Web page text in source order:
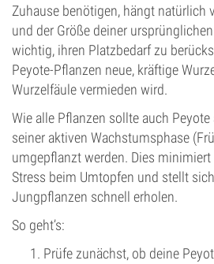
Zuhause benötigen, hängt natürlich
und der Größe deiner
wichtig, ihren Platzbedarf zu
Peyote-Pflanzen neue, kräftige
Wurzelfäule vermieden wird.
Wie alle Pflanzen sollte auch
seiner aktiven Wachstumsphase
umgepflanzt werden. Dies
Stress beim Umtopfen und stellt
Jungpflanzen schnell erholen.
So geht’s:
Prüfe zunächst, ob deine